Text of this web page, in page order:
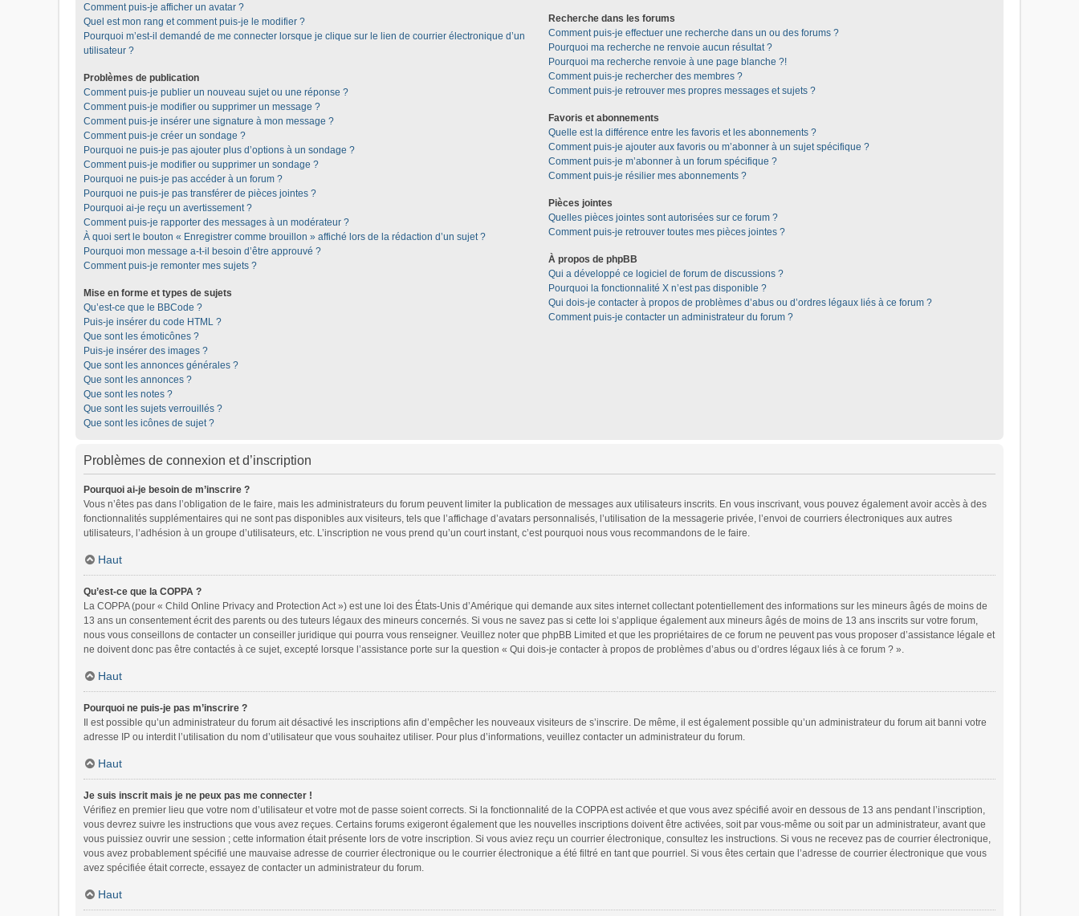
Comment puis-je afficher un avatar ?
Quel est mon rang et comment puis-je le modifier ?
Pourquoi m’est-il demandé de me connecter lorsque je clique sur le lien de courrier électronique d’un
utilisateur ?
Problèmes de publication
Comment puis-je publier un nouveau sujet ou une réponse ?
Comment puis-je modifier ou supprimer un message ?
Comment puis-je insérer une signature à mon message ?
Comment puis-je créer un sondage ?
Pourquoi ne puis-je pas ajouter plus d’options à un sondage ?
Comment puis-je modifier ou supprimer un sondage ?
Pourquoi ne puis-je pas accéder à un forum ?
Pourquoi ne puis-je pas transférer de pièces jointes ?
Pourquoi ai-je reçu un avertissement ?
Comment puis-je rapporter des messages à un modérateur ?
À quoi sert le bouton « Enregistrer comme brouillon » affiché lors de la rédaction d’un sujet ?
Pourquoi mon message a-t-il besoin d’être approuvé ?
Comment puis-je remonter mes sujets ?
Mise en forme et types de sujets
Qu’est-ce que le BBCode ?
Puis-je insérer du code HTML ?
Que sont les émoticônes ?
Puis-je insérer des images ?
Que sont les annonces générales ?
Que sont les annonces ?
Que sont les notes ?
Que sont les sujets verrouillés ?
Que sont les icônes de sujet ?
Recherche dans les forums
Comment puis-je effectuer une recherche dans un ou des forums ?
Pourquoi ma recherche ne renvoie aucun résultat ?
Pourquoi ma recherche renvoie à une page blanche ?!
Comment puis-je rechercher des membres ?
Comment puis-je retrouver mes propres messages et sujets ?
Favoris et abonnements
Quelle est la différence entre les favoris et les abonnements ?
Comment puis-je ajouter aux favoris ou m’abonner à un sujet spécifique ?
Comment puis-je m’abonner à un forum spécifique ?
Comment puis-je résilier mes abonnements ?
Pièces jointes
Quelles pièces jointes sont autorisées sur ce forum ?
Comment puis-je retrouver toutes mes pièces jointes ?
À propos de phpBB
Qui a développé ce logiciel de forum de discussions ?
Pourquoi la fonctionnalité X n’est pas disponible ?
Qui dois-je contacter à propos de problèmes d’abus ou d’ordres légaux liés à ce forum ?
Comment puis-je contacter un administrateur du forum ?
Problèmes de connexion et d’inscription
Pourquoi ai-je besoin de m’inscrire ?
Vous n’êtes pas dans l’obligation de le faire, mais les administrateurs du forum peuvent limiter la publication de messages aux utilisateurs inscrits. En vous inscrivant, vous pouvez également avoir accès à des
fonctionnalités supplémentaires qui ne sont pas disponibles aux visiteurs, tels que l’affichage d’avatars personnalisés, l’utilisation de la messagerie privée, l’envoi de courriers électroniques aux autres
utilisateurs, l’adhésion à un groupe d’utilisateurs, etc. L’inscription ne vous prend qu’un court instant, c’est pourquoi nous vous recommandons de le faire.
Haut
Qu’est-ce que la COPPA ?
La COPPA (pour « Child Online Privacy and Protection Act ») est une loi des États-Unis d’Amérique qui demande aux sites internet collectant potentiellement des informations sur les mineurs âgés de moins de
13 ans un consentement écrit des parents ou des tuteurs légaux des mineurs concernés. Si vous ne savez pas si cette loi s’applique également aux mineurs âgés de moins de 13 ans inscrits sur votre forum,
nous vous conseillons de contacter un conseiller juridique qui pourra vous renseigner. Veuillez noter que phpBB Limited et que les propriétaires de ce forum ne peuvent pas vous proposer d’assistance légale et
ne doivent donc pas être contactés à ce sujet, excepté lorsque l’assistance porte sur la question « Qui dois-je contacter à propos de problèmes d’abus ou d’ordres légaux liés à ce forum ? ».
Haut
Pourquoi ne puis-je pas m’inscrire ?
Il est possible qu’un administrateur du forum ait désactivé les inscriptions afin d’empêcher les nouveaux visiteurs de s’inscrire. De même, il est également possible qu’un administrateur du forum ait banni votre
adresse IP ou interdit l’utilisation du nom d’utilisateur que vous souhaitez utiliser. Pour plus d’informations, veuillez contacter un administrateur du forum.
Haut
Je suis inscrit mais je ne peux pas me connecter !
Vérifiez en premier lieu que votre nom d’utilisateur et votre mot de passe soient corrects. Si la fonctionnalité de la COPPA est activée et que vous avez spécifié avoir en dessous de 13 ans pendant l’inscription,
vous devrez suivre les instructions que vous avez reçues. Certains forums exigeront également que les nouvelles inscriptions doivent être activées, soit par vous-même ou soit par un administrateur, avant que
vous puissiez ouvrir une session ; cette information était présente lors de votre inscription. Si vous aviez reçu un courrier électronique, consultez les instructions. Si vous ne recevez pas de courrier électronique,
vous avez probablement spécifié une mauvaise adresse de courrier électronique ou le courrier électronique a été filtré en tant que pourriel. Si vous êtes certain que l’adresse de courrier électronique que vous
avez spécifiée était correcte, essayez de contacter un administrateur du forum.
Haut